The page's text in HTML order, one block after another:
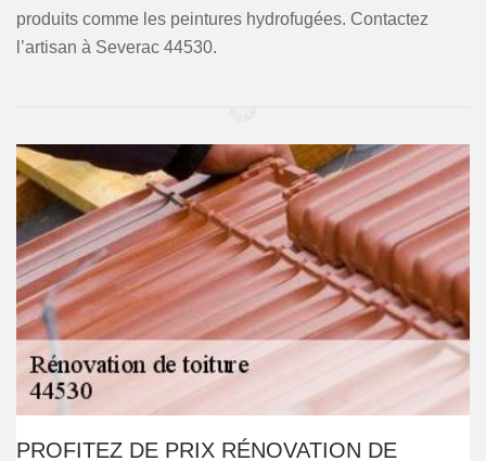
produits comme les peintures hydrofugées. Contactez
l’artisan à Severac 44530.
PROFITEZ DE PRIX RÉNOVATION DE